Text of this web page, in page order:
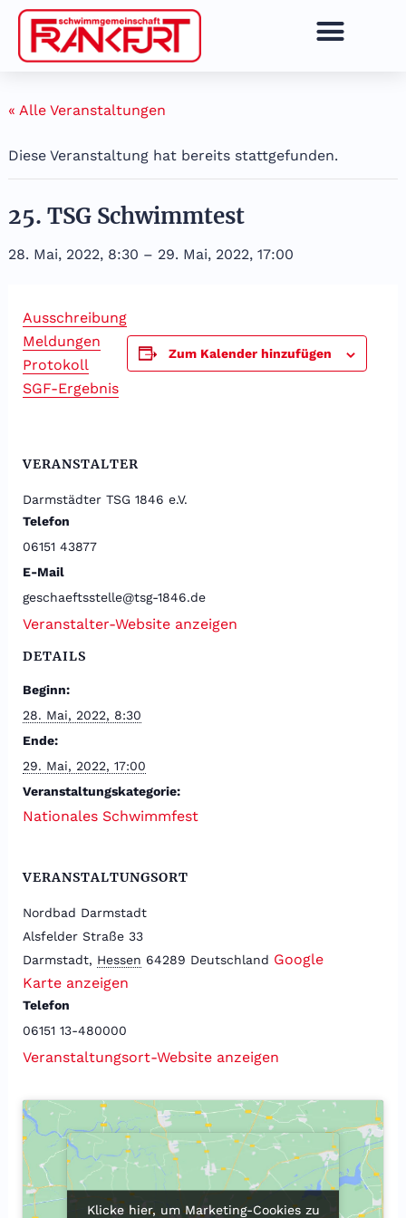
Zum
Inhalt
springen
« Alle Veranstaltungen
Diese Veranstaltung hat bereits stattgefunden.
25. TSG Schwimmtest
28. Mai, 2022, 8:30 – 29. Mai, 2022, 17:00
Ausschreibung
Meldungen
Protokoll
SGF-Ergebnis
Zum Kalender hinzufügen
DETAILS
Beginn:
28. Mai, 2022, 8:30
Ende:
29. Mai, 2022, 17:00
Veranstaltungskategorie:
Nationales Schwimmfest
VERANSTALTER
Darmstädter TSG 1846 e.V.
Telefon
06151 43877
E-Mail
geschaeftsstelle@tsg-1846.de
Veranstalter-Website anzeigen
VERANSTALTUNGSORT
Nordbad Darmstadt
Alsfelder Straße 33
Darmstadt, Hessen 64289 Deutschland Google
Karte anzeigen
Telefon
06151 13-480000
Veranstaltungsort-Website anzeigen
Klicke hier, um Marketing-Cookies zu
Klicke hier, um Marketing-Cookies zu